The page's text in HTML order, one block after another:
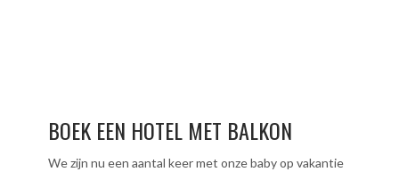
BOEK EEN HOTEL MET BALKON
We zijn nu een aantal keer met onze baby op vakantie